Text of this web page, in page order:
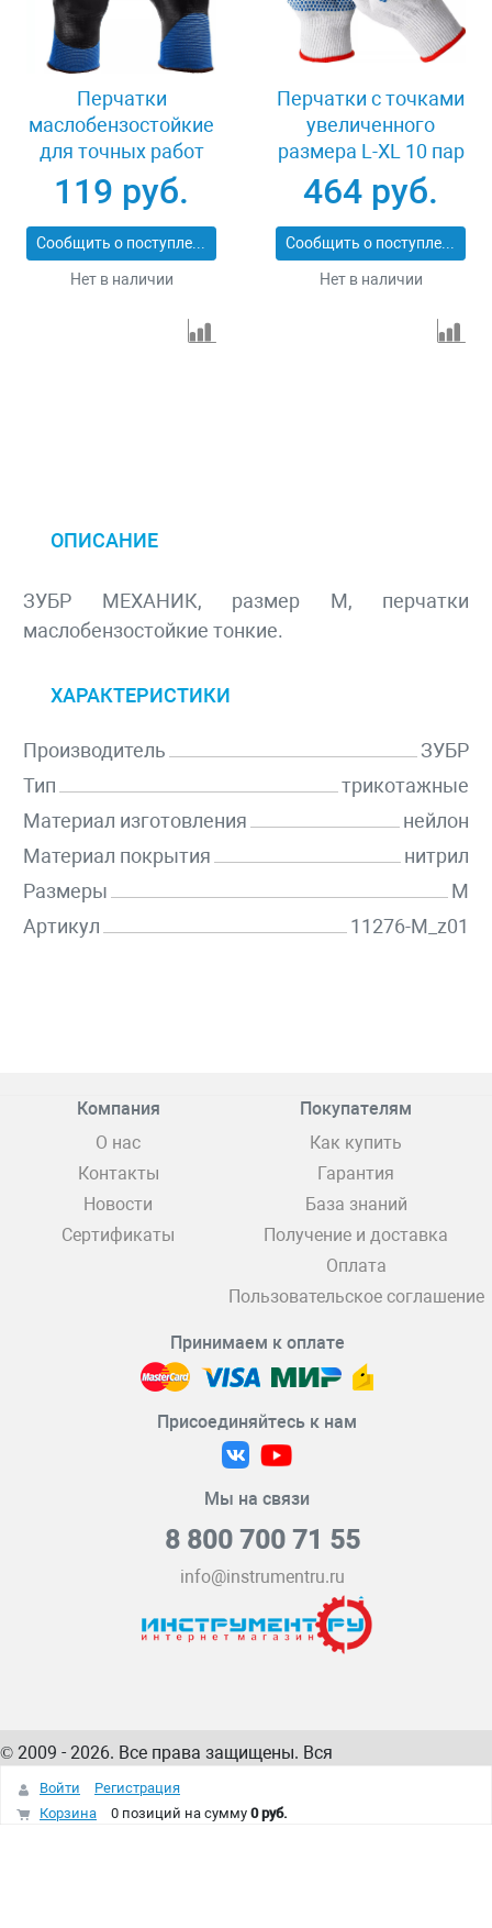
Перчатки
маслобензостойкие
для точных работ
размер XL Зубр
МЕХАНИК+ 11279-XL
119 руб.
Сообщить о поступлении
Нет в наличии
Перчатки с точками
увеличенного
размера L-XL 10 пар
Зубр ТОЧКА+ 11451-
K10
464 руб.
Сообщить о поступлении
Нет в наличии
ОПИСАНИЕ
ЗУБР МЕХАНИК, размер M, перчатки
маслобензостойкие тонкие.
ХАРАКТЕРИСТИКИ
Производитель
ЗУБР
Тип
трикотажные
Материал изготовления
нейлон
Материал покрытия
нитрил
Размеры
M
Артикул
11276-M_z01
Компания
О нас
Контакты
Новости
Сертификаты
Покупателям
Как купить
Гарантия
База знаний
Получение и доставка
Оплата
Пользовательское соглашение
Принимаем к оплате
Присоединяйтесь к нам
Мы на связи
8 800 700 71 55
info@instrumentru.ru
© 2009 - 2026. Все права защищены. Вся
информация на сайте – собственность
интернет-магазина
Войти
Регистрация
Корзина
0 позиций на сумму 0 руб.